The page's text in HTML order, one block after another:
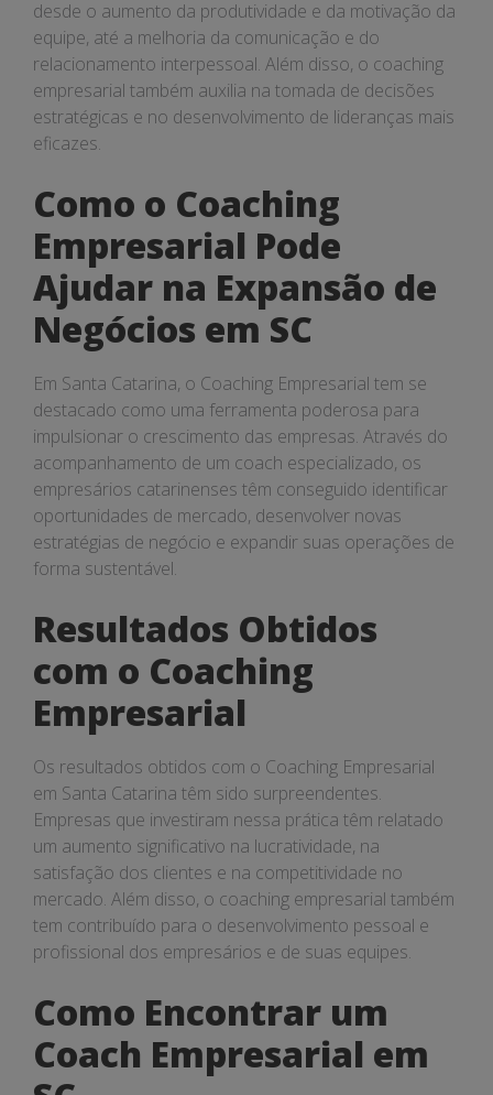
desde o aumento da produtividade e da motivação da
equipe, até a melhoria da comunicação e do
relacionamento interpessoal. Além disso, o coaching
empresarial também auxilia na tomada de decisões
estratégicas e no desenvolvimento de lideranças mais
eficazes.
Como o Coaching
Empresarial Pode
Ajudar na Expansão de
Negócios em SC
Em Santa Catarina, o Coaching Empresarial tem se
destacado como uma ferramenta poderosa para
impulsionar o crescimento das empresas. Através do
acompanhamento de um coach especializado, os
empresários catarinenses têm conseguido identificar
oportunidades de mercado, desenvolver novas
estratégias de negócio e expandir suas operações de
forma sustentável.
Resultados Obtidos
com o Coaching
Empresarial
Os resultados obtidos com o Coaching Empresarial
em Santa Catarina têm sido surpreendentes.
Empresas que investiram nessa prática têm relatado
um aumento significativo na lucratividade, na
satisfação dos clientes e na competitividade no
mercado. Além disso, o coaching empresarial também
tem contribuído para o desenvolvimento pessoal e
profissional dos empresários e de suas equipes.
Como Encontrar um
Coach Empresarial em